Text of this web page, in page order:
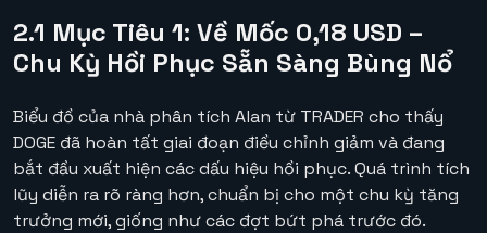
2.1 Mục Tiêu 1: Về Mốc 0,18 USD –
Chu Kỳ Hồi Phục Sẵn Sàng Bùng Nổ
Biểu đồ của nhà phân tích Alan từ TRADER cho thấy
DOGE đã hoàn tất giai đoạn điều chỉnh giảm và đang
bắt đầu xuất hiện các dấu hiệu hồi phục. Quá trình tích
lũy diễn ra rõ ràng hơn, chuẩn bị cho một chu kỳ tăng
trưởng mới, giống như các đợt bứt phá trước đó.